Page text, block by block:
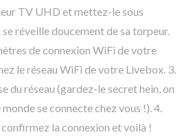
TV UHD et mettez-le sous
réveille doucement de sa torpeur.
de connexion WiFi de votre
le réseau WiFi de votre Livebox. 3.
du réseau (gardez-le secret hein, on
se connecte chez vous !). 4.
confirmez la connexion et voilà !